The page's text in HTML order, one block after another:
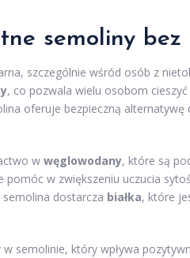
semoliny bez
szczególnie wśród osób z
, co pozwala wielu osobom
oferuje bezpieczną
w węglowodany, które są
w zwiększeniu uczucia
dostarcza białka, które
w semolinie, który wpływa